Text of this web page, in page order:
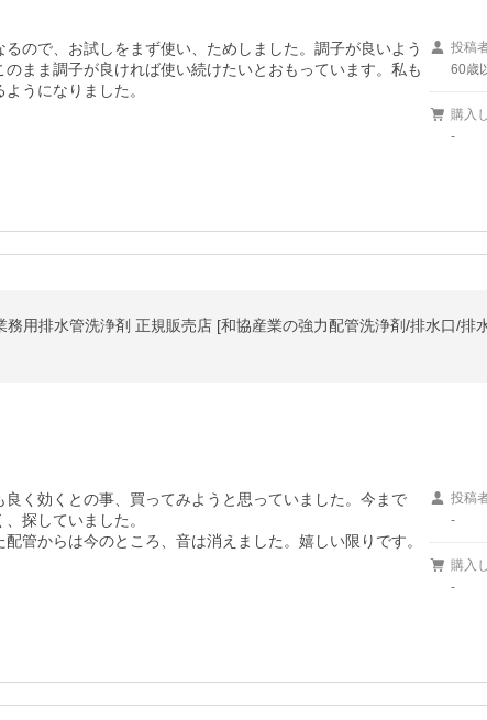
ので、お試しをまず使い、ためしました。調子が良いよう
まま調子が良ければ使い続けたいとおもっています。私も
投稿
60歳
購入
-
く効くとの事、買ってみようと思っていました。今まで
探していました。
管からは今のところ、音は消えました。嬉しい限りです。
投稿
-
購入
-